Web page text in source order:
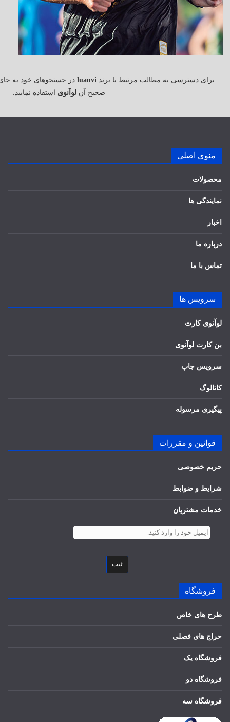
برای دسترسی به مطالب مرتبط با برندluanvi در جستجوهای خود به
صحیح آنلوآنوی استفاده نمایید.
منوی اصلی
محصولات
نمایندگی ها
اخبار
درباره ما
تماس با ما
سرویس ها
لوآنوی کارت
بن کارت لوآنوی
سرویس چاپ
کاتالوگ
پیگیری مرسوله
قوانین و مقررات
حریم خصوصی
شرایط و ضوابط
خدمات مشتریان
ثبت
فروشگاه
طرح های خاص
حراج های فصلی
فروشگاه یک
فروشگاه دو
فروشگاه سه